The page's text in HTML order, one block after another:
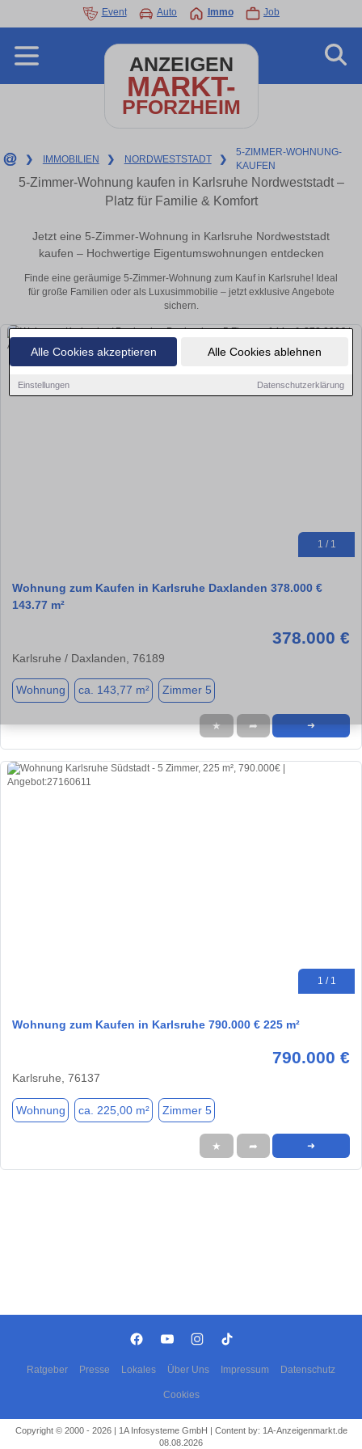
Alle Cookies akzeptieren Alle Cookies ablehnen
Einstellungen Datenschutzerklärung
Event Auto Immo Job
ANZEIGEN
MARKT-
PFORZHEIM
❯ IMMOBILIEN ❯ NORDWESTSTADT ❯
5-ZIMMER-WOHNUNG-
KAUFEN
5-Zimmer-Wohnung kaufen in Karlsruhe Nordweststadt –
Platz für Familie & Komfort
Jetzt eine 5-Zimmer-Wohnung in Karlsruhe Nordweststadt
kaufen – Hochwertige Eigentumswohnungen entdecken
Finde eine geräumige 5-Zimmer-Wohnung zum Kauf in Karlsruhe! Ideal
für große Familien oder als Luxusimmobilie – jetzt exklusive Angebote
sichern.
1 / 1
Wohnung zum Kaufen in Karlsruhe Daxlanden 378.000 €
143.77 m²
378.000 €
Karlsruhe / Daxlanden, 76189
Wohnung ca. 143,77 m² Zimmer 5
★ ➦ ➜
1 / 1
Wohnung zum Kaufen in Karlsruhe 790.000 € 225 m²
790.000 €
Karlsruhe, 76137
Wohnung ca. 225,00 m² Zimmer 5
★ ➦ ➜
Ratgeber Presse Lokales Über Uns Impressum Datenschutz
Cookies
Copyright © 2000 - 2026 | 1A Infosysteme GmbH | Content by: 1A-Anzeigenmarkt.de
08.08.2026